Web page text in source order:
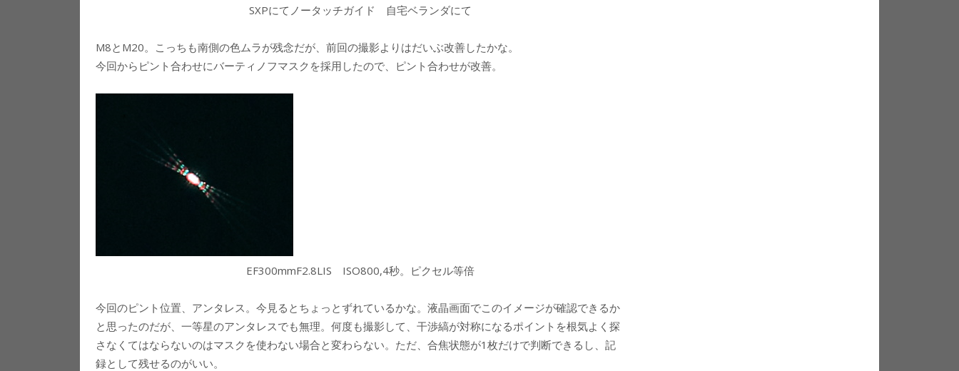
SXPにてノータッチガイド 自宅ベランダにて
M8とM20。こっちも南側の色ムラが残念だが、前回の撮影よりはだいぶ改善したかな。
今回からピント合わせにバーティノフマスクを採用したので、ピント合わせが改善。
EF300mmF2.8LIS ISO800,4秒。ピクセル等倍
今回のピント位置、アンタレス。今見るとちょっとずれているかな。液晶画面でこのイメージが確認できるか
と思ったのだが、一等星のアンタレスでも無理。何度も撮影して、干渉縞が対称になるポイントを根気よく探
さなくてはならないのはマスクを使わない場合と変わらない。ただ、合焦状態が1枚だけで判断できるし、記
録として残せるのがいい。